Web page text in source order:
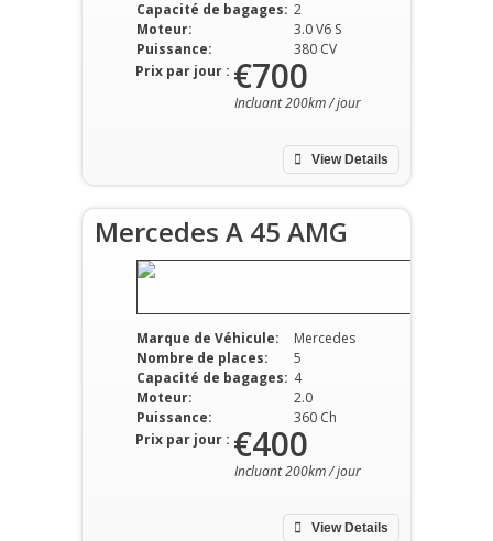
Capacité de bagages: 2
Moteur:
3.0 V6 S
Puissance:
380 CV
View Details
Prix par jour : €700
Incluant 200km / jour
Mercedes A 45 AMG
Marque de Véhicule:
Mercedes
Nombre de places:
5
Capacité de bagages: 4
Moteur:
2.0
Puissance:
360 Ch
View Details
Prix par jour : €400
Incluant 200km / jour